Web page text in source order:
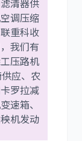
依维柯
调压缩
重科收
我们有
压路机
应、农
罗拉减
速箱、
机发动